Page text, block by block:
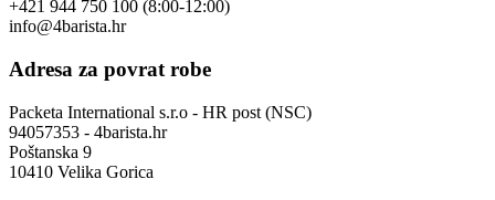
+421 944 750 100 (8:00-12:00)
info@4barista.hr
Adresa za povrat robe
Packeta International s.r.o - HR post (NSC)
94057353 - 4barista.hr
Poštanska 9
10410 Velika Gorica